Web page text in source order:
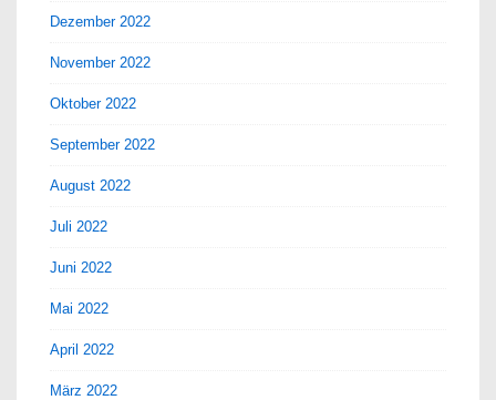
Dezember 2022
November 2022
Oktober 2022
September 2022
August 2022
Juli 2022
Juni 2022
Mai 2022
April 2022
März 2022